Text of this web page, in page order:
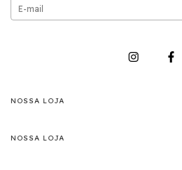
NOSSA LOJA
NOSSA LOJA